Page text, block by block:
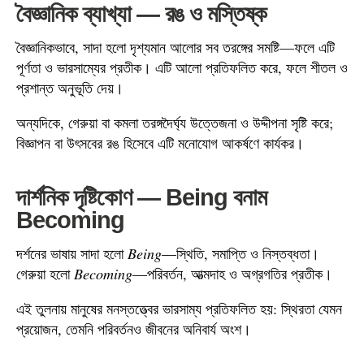
বৈজ্ঞানিক ব্যাখ্যা — রঙ ও মস্তিষ্ক
বৈজ্ঞানিকভাবে, সাদা হলো দৃশ্যমান আলোর সব তরঙ্গের সমষ্টি—ফলে এটি
পূর্ণতা ও ভারসাম্যের প্রতীক। এটি আলো প্রতিফলিত করে, ফলে শীতল ও
প্রশান্ত অনুভূতি দেয়।
অন্যদিকে, গেরুয়া বা কমলা তরঙ্গদৈর্ঘ্য উত্তেজনা ও উদ্দীপনা সৃষ্টি করে;
বিজ্ঞাপন বা উৎসবের রঙ হিসেবে এটি মনোযোগ আকর্ষণে কার্যকর।
দার্শনিক দৃষ্টিকোণ — Being বনাম
Becoming
দর্শনের ভাষায় সাদা হলোBeing—স্থিতি, সমাপ্তি ও নিস্তব্ধতা।
গেরুয়া হলোBecoming—পরিবর্তন, আত্মদাহ ও অগ্রগতির প্রতীক।
এই তুলনায় মানুষের মনস্তত্ত্বের ভারসাম্য প্রতিফলিত হয়: স্থিরতা যেমন
প্রয়োজন, তেমনি পরিবর্তনও জীবনের অনিবার্য অংশ।